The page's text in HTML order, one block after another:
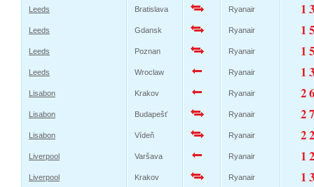
Leeds Bratislava Ryanair 1
Leeds Gdansk Ryanair 1
Leeds Poznan Ryanair 1
Leeds Wroclaw Ryanair 1
Lisabon Krakov Ryanair 2
Lisabon Budapešť Ryanair 2
Lisabon Vídeň Ryanair 2
Liverpool Varšava Ryanair 1
Liverpool Krakov Ryanair 1